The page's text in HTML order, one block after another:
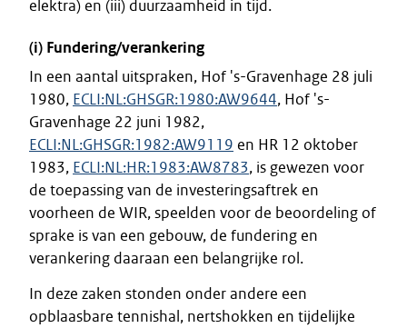
elektra) en (iii) duurzaamheid in tijd.
(i) Fundering/verankering
In een aantal uitspraken, Hof 's-Gravenhage 28 juli
1980, ECLI:NL:GHSGR:1980:AW9644, Hof 's-
Gravenhage 22 juni 1982,
ECLI:NL:GHSGR:1982:AW9119 en HR 12 oktober
1983, ECLI:NL:HR:1983:AW8783, is gewezen voor
de toepassing van de investeringsaftrek en
voorheen de WIR, speelden voor de beoordeling of
sprake is van een gebouw, de fundering en
verankering daaraan een belangrijke rol.
In deze zaken stonden onder andere een
opblaasbare tennishal, nertshokken en tijdelijke